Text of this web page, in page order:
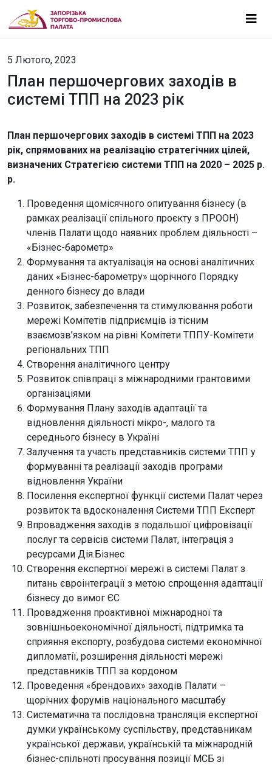
5 Лютого, 2023
План першочергових заходів в
системі ТПП на 2023 рік
План першочергових заходів в системі ТПП на 2023
рік, спрямованих на реалізацію стратегічних цілей,
визначених Стратегією системи ТПП на 2020 – 2025 р.
р.
Проведення щомісячного опитування бізнесу (в
рамках реалізації спільного проєкту з ПРООН)
членів Палати щодо наявних проблем діяльності –
«Бізнес-барометр»
Формування та актуалізація на основі аналітичних
даних «Бізнес-барометру» щорічного Порядку
денного бізнесу до влади
Розвиток, забезпечення та стимулювання роботи
мережі Комітетів підприємців із тісним
взаємозв’язком на рівні Комітети ТППУ-Комітети
регіональних ТПП
Створення аналітичного центру
Розвиток співпраці з міжнародними грантовими
організаціями
Формування Плану заходів адаптації та
відновлення діяльності мікро-, малого та
середнього бізнесу в Україні
Залучення та участь представників системи ТПП у
формуванні та реалізації заходів програми
відновлення України
Посилення експертної функції системи Палат через
розвиток та вдосконалення Системи ТПП Експерт
Впровадження заходів з подальшої цифровізації
послуг та сервісів системи Палат, інтеграція з
ресурсами Дія.Бізнес
Створення експертної мережі в системі Палат з
питань євроінтеграції з метою спрощення адаптації
бізнесу до вимог ЄС
Провадження проактивної міжнародної та
зовнішньоекономічної діяльності, підтримка та
сприяння експорту, розбудова системи економічної
дипломатії, розширення діяльності мережі
представників ТПП за кордоном
Проведення «брендових» заходів Палати –
щорічних форумів національного масштабу
Систематична та послідовна трансляція експертної
думки українському суспільству, представникам
української держави, українській та міжнародній
бізнес-спільноті просування позиції МСБ зі